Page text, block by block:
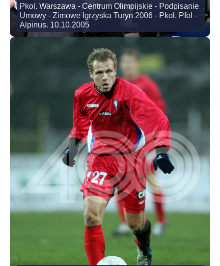
Pkol. Warszawa - Centrum Olimpijskie - Podpisanie
Umowy - Zimowe Igrzyska Turyn 2006 - Pkol, Pfol -
Alpinus. 10.10.2005